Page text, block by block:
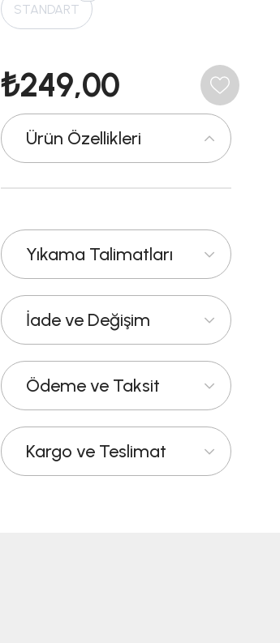
STANDART
₺249,00
Ürün Özellikleri
Yıkama Talimatları
İade ve Değişim
Ödeme ve Taksit
Kargo ve Teslimat